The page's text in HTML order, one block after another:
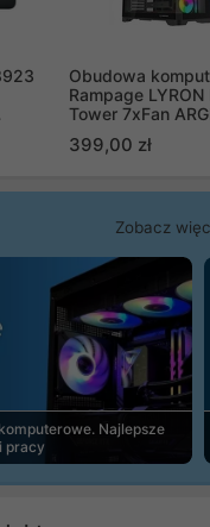
Obudowa
Rampage LYRON
Tower 7xFan
399,00 zł
Zobacz
Najlepsze
pracy